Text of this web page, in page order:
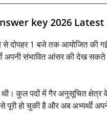
key 2026 Latest
से दोपहर 1 बजे तक आयोजित की
अपनी संभावित आंसर की देख
कुल पदों में गैर अनुसूचित
पूरी हो चुकी है और अब अभ्यर्थी